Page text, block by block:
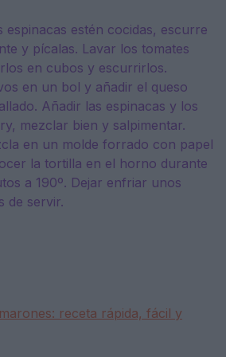
espinacas estén cocidas, escurre
y pícalas. Lavar los tomates
en cubos y escurrirlos.
en un bol y añadir el queso
Añadir las espinacas y los
mezclar bien y salpimentar.
en un molde forrado con papel
la tortilla en el horno durante
a 190º. Dejar enfriar unos
de servir.
receta rápida, fácil y